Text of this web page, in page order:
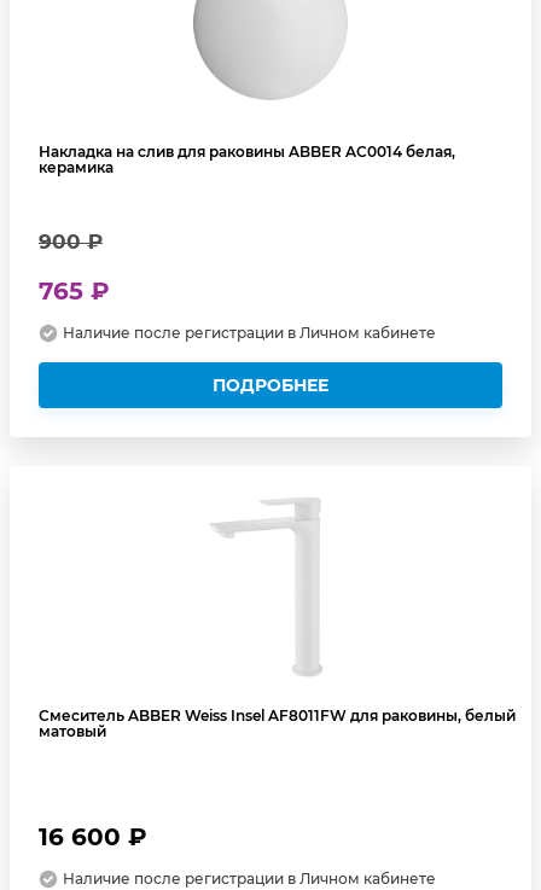
Накладка на слив для раковины ABBER AC0014 белая,
керамика
900 ₽
765 ₽
Наличие после регистрации в Личном кабинете
ПОДРОБНЕЕ
Смеситель ABBER Weiss Insel AF8011FW для раковины, белый
матовый
16 600 ₽
Наличие после регистрации в Личном кабинете